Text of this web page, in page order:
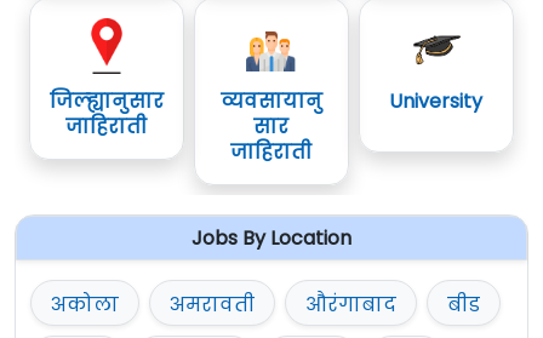
जिल्ह्यानुसार
जाहिराती
व्यवसायानु
सार
जाहिराती
University
Jobs By Location
अकोला अमरावती औरंगाबाद
बीड